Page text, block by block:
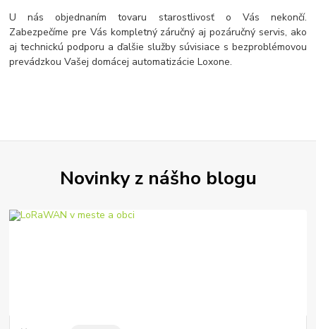
U nás objednaním tovaru starostlivosť o Vás nekončí.
Zabezpečíme pre Vás kompletný záručný aj pozáručný servis, ako
aj technickú podporu a ďalšie služby súvisiace s bezproblémovou
prevádzkou Vašej domácej automatizácie Loxone.
Novinky z nášho blogu